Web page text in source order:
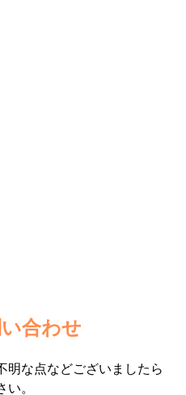
合わせ
明な点などございましたら
。